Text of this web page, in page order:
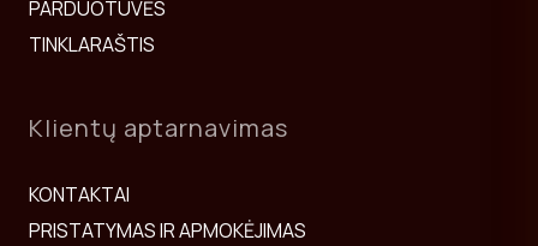
PARDUOTUVĖS
TINKLARAŠTIS
Klientų aptarnavimas
KONTAKTAI
PRISTATYMAS IR APMOKĖJIMAS